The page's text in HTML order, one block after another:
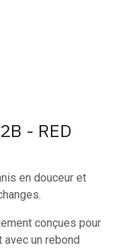
- RED
en douceur et
conçues pour
avec un rebond